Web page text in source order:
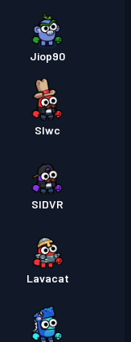
Jiop90
Slwc
SIDVR
Lavacat